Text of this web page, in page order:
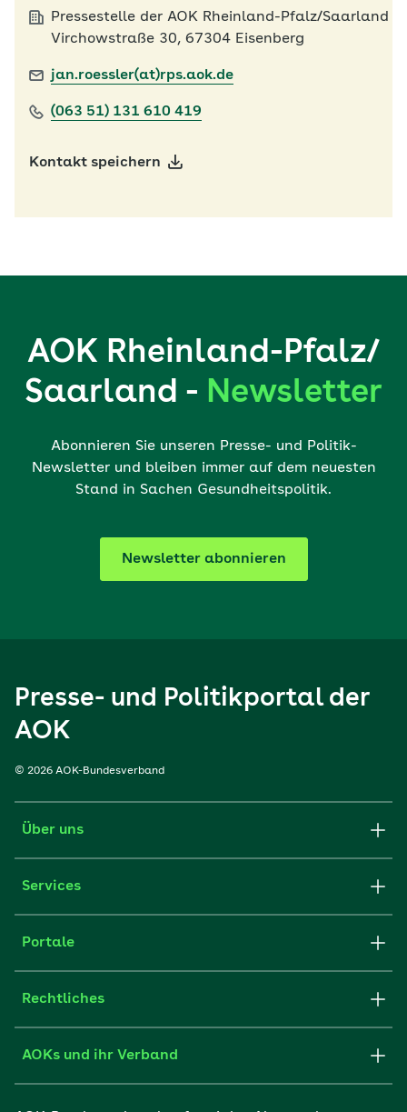
Pressestelle der AOK Rheinland-Pfalz/Saarland
Virchowstraße 30, 67304 Eisenberg
jan.roessler(at)rps.aok.de
(063 51) 131 610 419
Kontakt speichern
AOK Rheinland-Pfalz/
Saarland - Newsletter
Abonnieren Sie unseren Presse- und Politik-
Newsletter und bleiben immer auf dem neuesten
Stand in Sachen Gesundheitspolitik.
Newsletter abonnieren
Presse- und Politikportal der
AOK
© 2026 AOK-Bundesverband
Über uns
Services
Portale
Rechtliches
AOKs und ihr Verband